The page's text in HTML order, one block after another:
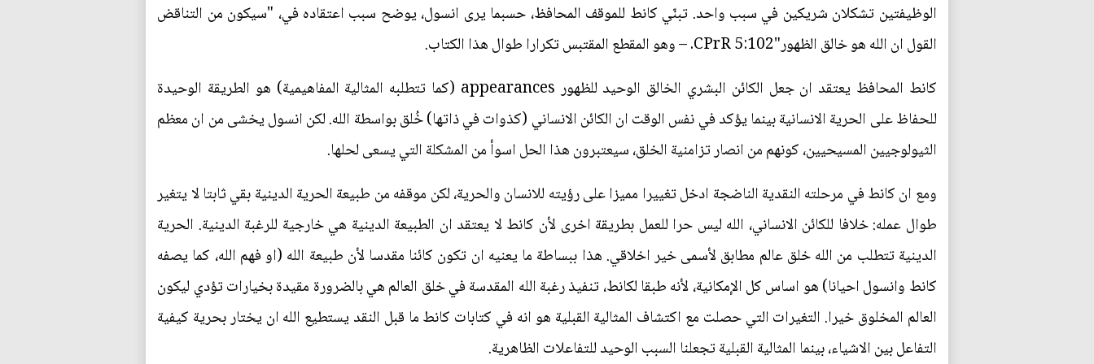
الوظيفتين تشكلان شريكين في سبب واحد. تبنّي كانط للموقف المحافظ، حسبما يرى انسول، يوضح سبب اعتقاده في، "سيكون من التناقض
القول ان الله هو خالق الظهور"CPrR 5:102. – وهو المقطع المقتبس تكرارا طوال هذا الكتاب.
كانط المحافظ يعتقد ان جعل الكائن البشري الخالق الوحيد للظهور appearances (كما تتطلبه المثالية المفاهيمية) هو الطريقة الوحيدة
للحفاظ على الحرية الانسانية بينما يؤكد في نفس الوقت ان الكائن الانساني (كذوات في ذاتها) خُلق بواسطة الله. لكن انسول يخشى من ان معظم
الثيولوجيين المسيحيين، كونهم من انصار تزامنية الخلق، سيعتبرون هذا الحل اسوأ من المشكلة التي يسعى لحلها.
ومع ان كانط في مرحلته النقدية الناضجة ادخل تغييرا مميزا على رؤيته للانسان والحرية، لكن موقفه من طبيعة الحرية الدينية بقي ثابتا لا يتغير
طوال عمله: خلافا للكائن الانساني، الله ليس حرا للعمل بطريقة اخرى لأن كانط لا يعتقد ان الطبيعة الدينية هي خارجية للرغبة الدينية. الحرية
الدينية تتطلب من الله خلق عالم مطابق لأسمى خير اخلاقي. هذا ببساطة ما يعنيه ان تكون كائنا مقدسا لأن طبيعة الله (او فهم الله، كما يصفه
كانط وانسول احيانا) هو اساس كل الإمكانية، لأنه طبقا لكانط، تنفيذ رغبة الله المقدسة في خلق العالم هي بالضرورة مقيدة بخيارات تؤدي ليكون
العالم المخلوق خيرا. التغيرات التي حصلت مع اكتشاف المثالية القبلية هو انه في كتابات كانط ما قبل النقد يستطيع الله ان يختار بحرية كيفية
التفاعل بين الاشياء، بينما المثالية القبلية تجعلنا السبب الوحيد للتفاعلات الظاهرية.